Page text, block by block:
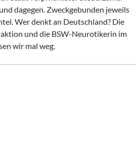
dagegen. Zweckgebunden jeweils
Wer denkt an Deutschland? Die
und die BSW-Neurotikerin im
wir mal weg.